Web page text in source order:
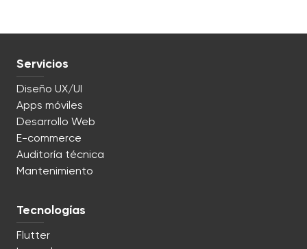
Servicios
Diseño UX/UI
Apps móviles
Desarrollo Web
E-commerce
Auditoría técnica
Mantenimiento
Tecnologías
Flutter